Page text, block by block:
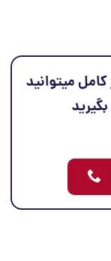
میتوانید